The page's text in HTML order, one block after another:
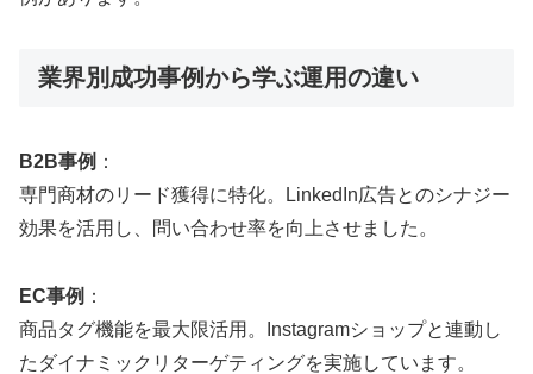
業界別成功事例から学ぶ運用の違い
B2B事例 ：
専門商材のリード獲得に特化。LinkedIn広告とのシナジー
効果を活用し、問い合わせ率を向上させました。
EC事例 ：
商品タグ機能を最大限活用。Instagramショップと連動し
たダイナミックリターゲティングを実施しています。